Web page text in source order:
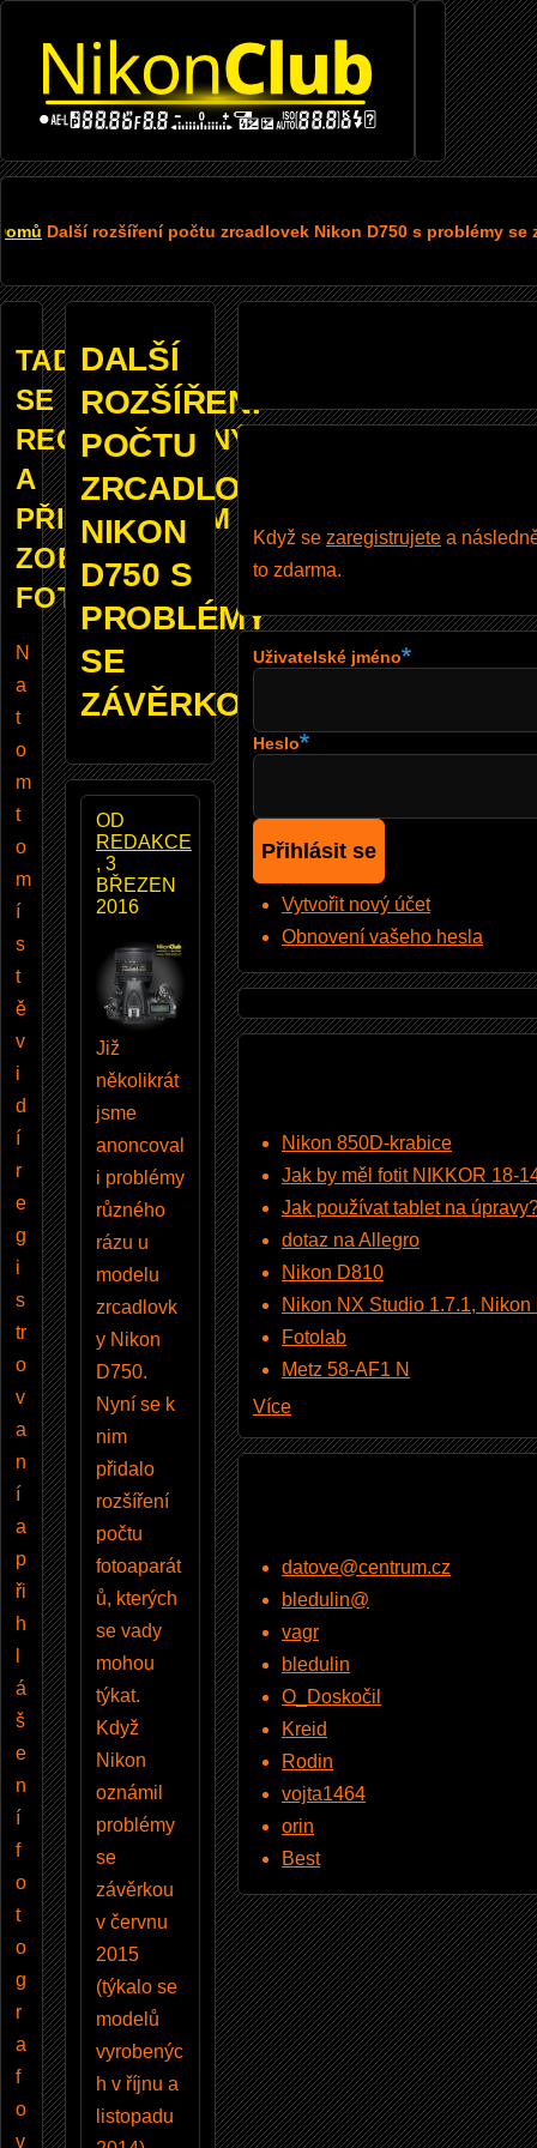
DROBEČKOVÁ
Další rozšíření počtu zrcadlovek Nikon D750 s problémy se
TADY
SE
REGISTROVANÝM
A
PŘIHLÁŠENÝM
ZOBRAZUJE
FOTOBAZAR
N
a
t
o
m
t
o
m
í
s
t
ě
v
i
d
í
r
e
g
i
s
tr
o
v
a
n
í
a
p
ři
h
á
š
e
n
í
f
o
t
o
g
r
a
f
o
v
DALŠÍ
ROZŠÍŘENÍ
POČTU
ZRCADLOVEK
NIKON
D750 S
PROBLÉMY
SE
ZÁVĚRKOU
OD
REDAKCE
, 3
BŘEZEN
2016
Již
několikrát
jsme
anoncoval
i problémy
různého
rázu u
modelu
zrcadlovk
y Nikon
D750.
Nyní se k
nim
přidalo
rozšíření
počtu
fotoaparát
ů, kterých
se vady
mohou
týkat.
Když
Nikon
oznámil
problémy
se
závěrkou
v červnu
2015
(týkalo se
modelů
vyrobenýc
h v říjnu a
listopadu
Když se zaregistrujete a
to zdarma.
Uživatelské jméno
Heslo
Vytvořit nový účet
Obnovení vašeho hesla
Nikon 850D-krabice
Jak by měl fotit NIKKOR 18-
Jak používat tablet na
dotaz na Allegro
Nikon D810
Nikon NX Studio 1.7.1,
Fotolab
Metz 58-AF1 N
Více
datove@centrum.cz
bledulin@
vagr
bledulin
O_Doskočil
Kreid
Rodin
vojta1464
orin
Best